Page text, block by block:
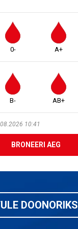
0- A+
B- AB+
10:41
BRONEERI AEG
DOONORIKS